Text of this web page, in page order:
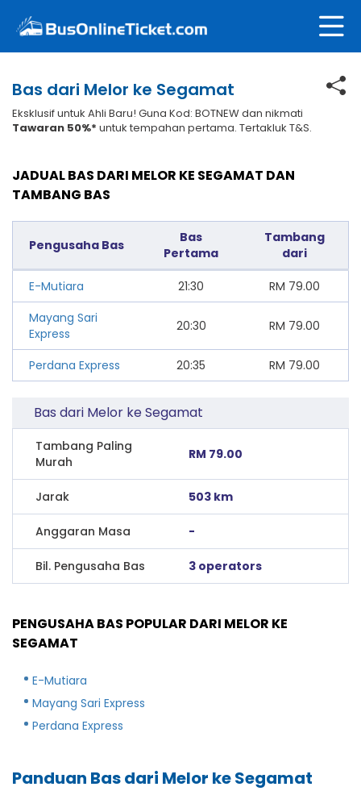
Bas dari Melor ke Segamat
Eksklusif untuk Ahli Baru! Guna Kod: BOTNEW dan nikmati
Tawaran 50%* untuk tempahan pertama. Tertakluk T&S.
JADUAL BAS DARI MELOR KE SEGAMAT DAN
TAMBANG BAS
Pengusaha Bas
Bas
Pertama
Tambang
dari
E-Mutiara 21:30 RM 79.00
Mayang Sari
Express
20:30 RM 79.00
Perdana Express 20:35 RM 79.00
Bas dari Melor ke Segamat
Tambang Paling
Murah
RM 79.00
Jarak 503 km
Anggaran Masa -
Bil. Pengusaha Bas 3 operators
PENGUSAHA BAS POPULAR DARI MELOR KE
SEGAMAT
E-Mutiara
Mayang Sari Express
Perdana Express
Panduan Bas dari Melor ke Segamat